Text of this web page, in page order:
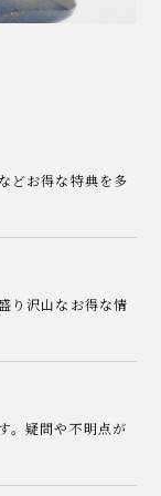
どお得な特典を多
り沢山なお得な情
。疑問や不明点が